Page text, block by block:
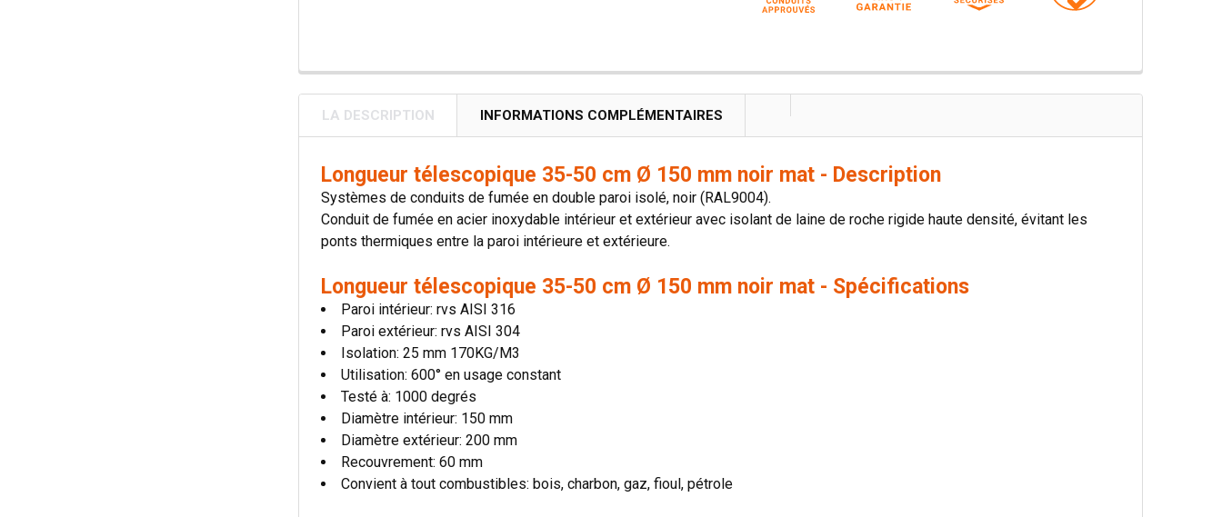
LA DESCRIPTION INFORMATIONS COMPLÉMENTAIRES
Longueur télescopique 35-50 cm Ø 150 mm noir mat - Description
Systèmes de conduits de fumée en double paroi isolé, noir (RAL9004).
Conduit de fumée en acier inoxydable intérieur et extérieur avec isolant de laine de roche rigide haute densité, évitant les
ponts thermiques entre la paroi intérieure et extérieure.
Longueur télescopique 35-50 cm Ø 150 mm noir mat - Spécifications
Paroi intérieur: rvs AISI 316
Paroi extérieur: rvs AISI 304
Isolation: 25 mm 170KG/M3
Utilisation: 600° en usage constant
Testé à: 1000 degrés
Diamètre intérieur: 150 mm
Diamètre extérieur: 200 mm
Recouvrement: 60 mm
Convient à tout combustibles: bois, charbon, gaz, fioul, pétrole